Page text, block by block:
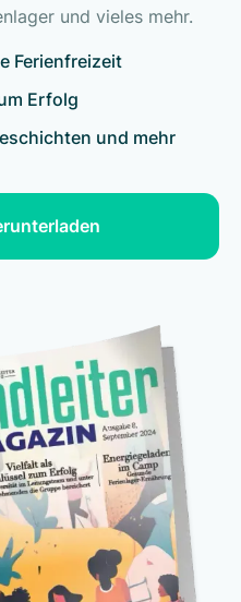
und vieles mehr.
Ferienfreizeit
Erfolg
und mehr